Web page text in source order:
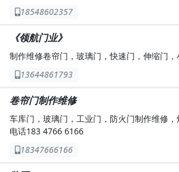
18548602357
《领航门业》
制作维修卷帘门，玻璃门，快速门，伸缩门
13644861793
卷帘门制作维修
车库门，玻璃门，工业门，防火门制作维修，
电话183 4766 6166
18347666166